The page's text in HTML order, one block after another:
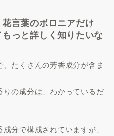
言葉のボロニアだけ
っと詳しく知りたいな
たくさんの芳香成分が含ま
の成分は、わかっているだ
分で構成されていますが、